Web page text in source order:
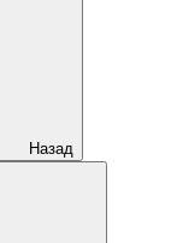
Назад